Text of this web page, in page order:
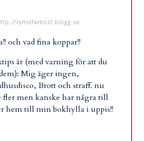
rymdfarkost.blogg.se
och vad fina koppar!!
är (med varning för att du
Mig äger ingen,
Brott och straff. nu
men kanske har några till
hem till min bokhylla i uppis!!